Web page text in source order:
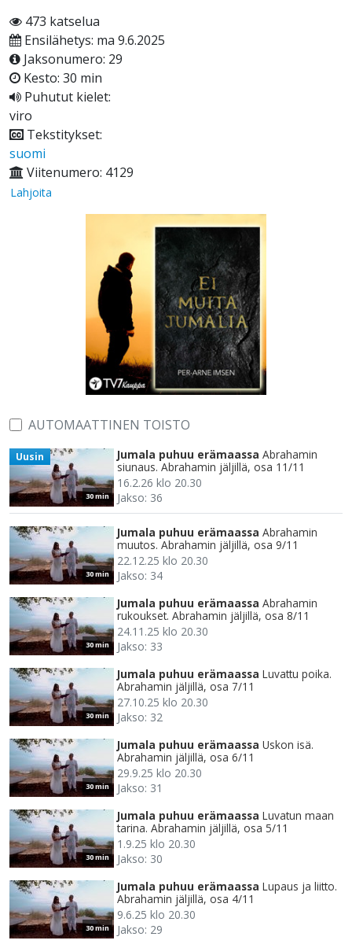
473 katselua
Ensilähetys: ma 9.6.2025
Jaksonumero: 29
Kesto: 30 min
Puhutut kielet:
viro
Tekstitykset:
suomi
Viitenumero: 4129
Lahjoita
AUTOMAATTINEN TOISTO
30 min
Uusin Jumala puhuu erämaassa Abrahamin
siunaus. Abrahamin jäljillä, osa 11/11
16.2.26 klo 20.30
Jakso: 36
30 min
Jumala puhuu erämaassa Abrahamin
muutos. Abrahamin jäljillä, osa 9/11
22.12.25 klo 20.30
Jakso: 34
30 min
Jumala puhuu erämaassa Abrahamin
rukoukset. Abrahamin jäljillä, osa 8/11
24.11.25 klo 20.30
Jakso: 33
30 min
Jumala puhuu erämaassa Luvattu poika.
Abrahamin jäljillä, osa 7/11
27.10.25 klo 20.30
Jakso: 32
30 min
Jumala puhuu erämaassa Uskon isä.
Abrahamin jäljillä, osa 6/11
29.9.25 klo 20.30
Jakso: 31
30 min
Jumala puhuu erämaassa Luvatun maan
tarina. Abrahamin jäljillä, osa 5/11
1.9.25 klo 20.30
Jakso: 30
30 min
Jumala puhuu erämaassa Lupaus ja liitto.
Abrahamin jäljillä, osa 4/11
9.6.25 klo 20.30
Jakso: 29